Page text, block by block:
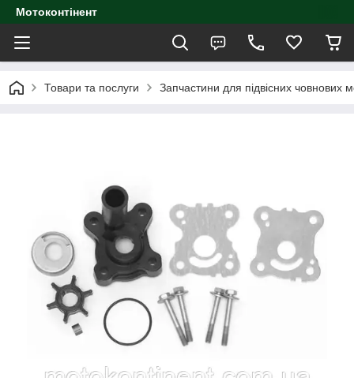
Мотоконтінент
Товари та послуги Запчастини для підвісних човнових